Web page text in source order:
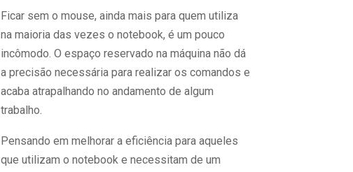
Ficar sem o mouse, ainda mais para quem utiliza
na maioria das vezes o notebook, é um pouco
incômodo. O espaço reservado na máquina não dá
a precisão necessária para realizar os comandos e
acaba atrapalhando no andamento de algum
trabalho.
Pensando em melhorar a eficiência para aqueles
que utilizam o notebook e necessitam de um